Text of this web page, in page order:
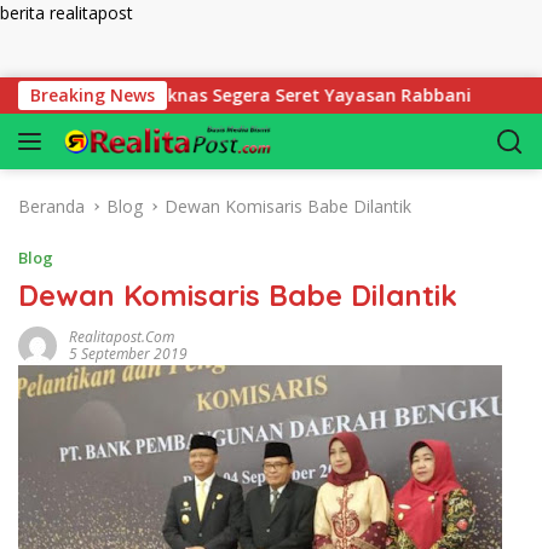
berita realitapost
Breaking News
Diknas Segera Seret Yayasan Rabbani
Beranda Blog Dewan Komisaris Babe Dilantik
Blog
Dewan Komisaris Babe Dilantik
Realitapost.com
5 September 2019